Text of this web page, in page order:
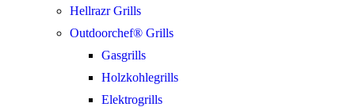
Hellrazr Grills
Outdoorchef® Grills
Gasgrills
Holzkohlegrills
Elektrogrills